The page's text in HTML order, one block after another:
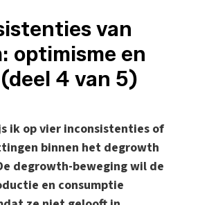
van
optimisme en
4 van 5)
ik op vier inconsistenties of
binnen het degrowth
degrowth-beweging wil de
en consumptie